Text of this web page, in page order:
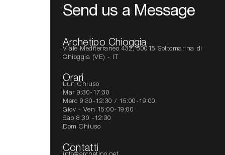
Send us a Message
Archetipo Chioggia
Viale Mediterraneo 432, 30015 Sottomarina di
Chioggia (VE) - IT
Orari
Lun Chiuso
Mar 9:30-17:30
Merc 9:30-12:30 / 15:00-19:00
Giov - Ven 15:00-19:00
Sab 8:30 -12:30
Dom Chiuso
Contatti